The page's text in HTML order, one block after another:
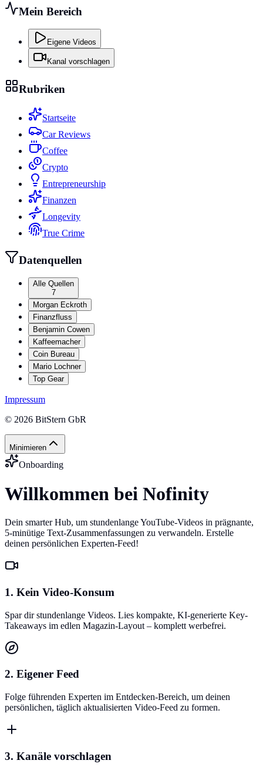
Mein Bereich
Eigene Videos
Kanal vorschlagen
Rubriken
Startseite
Car Reviews
Coffee
Crypto
Entrepreneurship
Finanzen
Longevity
True Crime
Datenquellen
Alle Quellen
7
Morgan Eckroth
Finanzfluss
Benjamin Cowen
Kaffeemacher
Coin Bureau
Mario Lochner
Top Gear
Impressum
© 2026 BitStern GbR
Minimieren
Onboarding
Willkommen bei Nofinity
Dein smarter Hub, um stundenlange YouTube-Videos in prägnante,
5-minütige Text-Zusammenfassungen zu verwandeln. Erstelle
deinen persönlichen Experten-Feed!
1. Kein Video-Konsum
Spar dir stundenlange Videos. Lies kompakte, KI-generierte Key-
Takeaways im edlen Magazin-Layout – komplett werbefrei.
2. Eigener Feed
Folge führenden Experten im Entdecken-Bereich, um deinen
persönlichen, täglich aktualisierten Video-Feed zu formen.
3. Kanäle vorschlagen